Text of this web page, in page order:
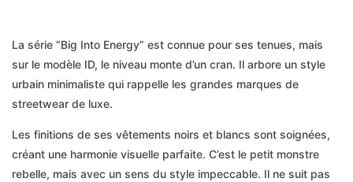
La série “Big Into Energy” est connue pour ses tenues, mais
sur le modèle ID, le niveau monte d’un cran. Il arbore un style
urbain minimaliste qui rappelle les grandes marques de
streetwear de luxe.
Les finitions de ses vêtements noirs et blancs sont soignées,
créant une harmonie visuelle parfaite. C’est le petit monstre
rebelle, mais avec un sens du style impeccable. Il ne suit pas